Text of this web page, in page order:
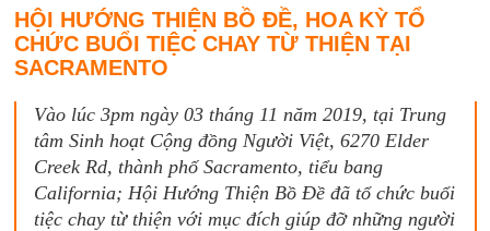
HỘI HƯỚNG THIỆN BỒ ĐỀ, HOA KỲ TỔ
CHỨC BUỔI TIỆC CHAY TỪ THIỆN TẠI
SACRAMENTO
Vào lúc 3pm ngày 03 tháng 11 năm 2019, tại Trung
tâm Sinh hoạt Cộng đồng Người Việt, 6270 Elder
Creek Rd, thành phố Sacramento, tiểu bang
California; Hội Hướng Thiện Bồ Đề đã tổ chức buổi
tiệc chay từ thiện với mục đích giúp đỡ những người